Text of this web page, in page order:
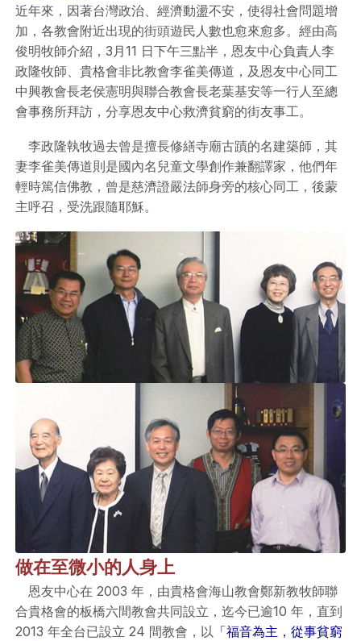
近年來，因著台灣政治、經濟動盪不安，使得社會問題增
加，各教會附近出現的街頭遊民人數也愈來愈多。經由高
俊明牧師介紹，3月11 日下午三點半，恩友中心負責人李
政隆牧師、貴格會非比教會李雀美傳道，及恩友中心同工
中興教會長老侯憲明與聯合教會長老葉基安等一行人至總
會事務所拜訪，分享恩友中心救濟貧窮的街友事工。
李政隆執牧過去曾是擅長修繕寺廟古蹟的名建築師，其
妻李雀美傳道則是國內名兒童文學創作兼翻譯家，他們年
輕時篤信佛教，曾是慈濟證嚴法師身旁的核心同工，後蒙
主呼召，受洗跟隨耶穌。
做在至微小的人身上
恩友中心在 2003 年，由貴格會海山教會鄭新教牧師聯
合貴格會的板橋六間教會共同設立，迄今已逾10 年，直到
2013 年全台已設立 24 間教會，以 「福音為主，從事貧窮